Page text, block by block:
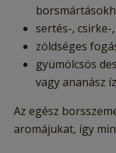
sertés-,
zöldséges
gyümölcsös
vagy ananász
Az egész
aromájukat, így